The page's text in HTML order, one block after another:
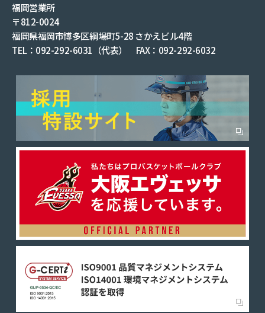
福岡営業所
〒812-0024
福岡県福岡市博多区綱場町5-28 さかえビル4階
TEL：092-292-6031（代表） FAX：092-292-6032